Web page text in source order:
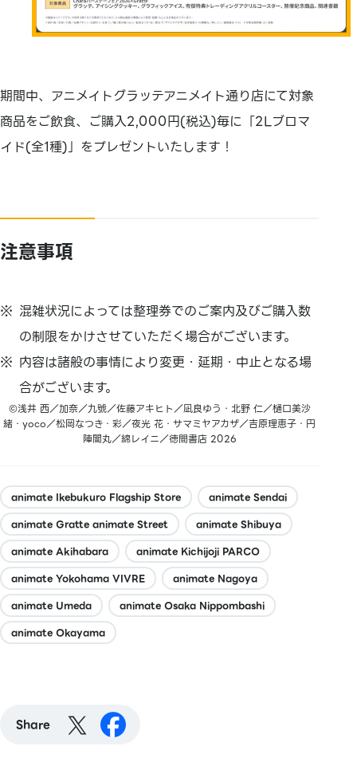
期間中、アニメイトグラッテアニメイト通り店にて対象
商品をご飲食、ご購入2,000円(税込)毎に「2Lブロマ
イド(全1種)」をプレゼントいたします！
注意事項
混雑状況によっては整理券でのご案内及びご購入数
の制限をかけさせていただく場合がございます。
内容は諸般の事情により変更・延期・中止となる場
合がございます。
©浅井 西／加奈／九號／佐藤アキヒト／凪良ゆう・北野 仁／樋口美沙
緒・yoco／松岡なつき・彩／夜光 花・サマミヤアカザ／吉原理恵子・円
陣闇丸／綿レイニ／徳間書店 2026
animate Ikebukuro Flagship Store
animate Sendai
animate Gratte animate Street
animate Shibuya
animate Akihabara
animate Kichijoji PARCO
animate Yokohama VIVRE
animate Nagoya
animate Umeda
animate Osaka Nippombashi
animate Okayama
Share